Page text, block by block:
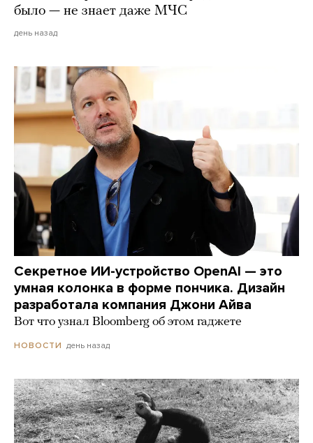
было — не знает даже МЧС
день назад
Секретное ИИ-устройство OpenAI — это
умная колонка в форме пончика. Дизайн
разработала компания Джони Айва
Вот что узнал Bloomberg об этом гаджете
НОВОСТИ день назад